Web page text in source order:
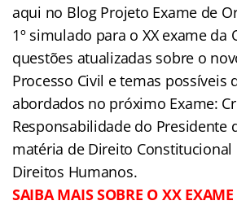
aqui no Blog Projeto Exame de
1º simulado para o XX exame da
questões atualizadas sobre o
Processo Civil e temas possíveis
abordados no próximo Exame:
Responsabilidade do Presidente
matéria de Direito Constitucional
Direitos Humanos.
SAIBA MAIS SOBRE O XX